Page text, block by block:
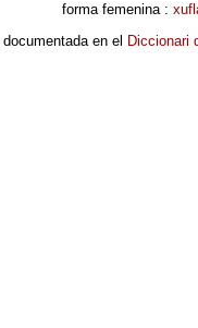
forma femenina :
documentada en el Diccionari